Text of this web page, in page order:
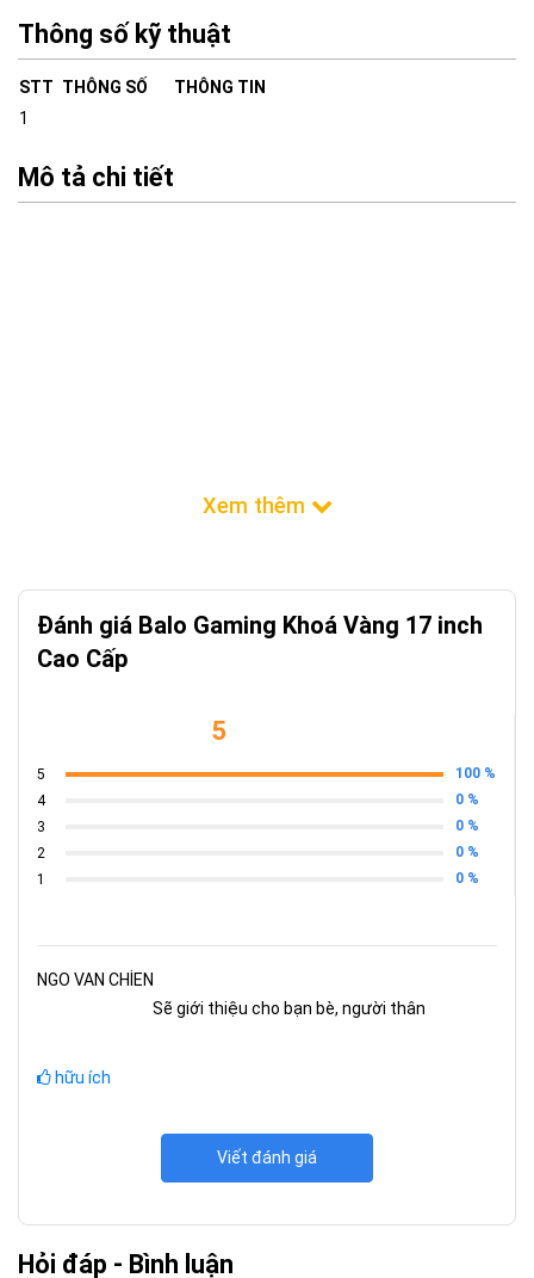
Thông số kỹ thuật
STT THÔNG SỐ
THÔNG TIN
1
Mô tả chi tiết
Đánh giá Balo Gaming Khoá Vàng 17 inch
Cao Cấp
5
5
100 %
4
0 %
3
0 %
2
0 %
1
0 %
NGO VAN CHİEN
Sẽ giới thiệu cho bạn bè, người thân
hữu ích
Viết đánh giá
Hỏi đáp - Bình luận